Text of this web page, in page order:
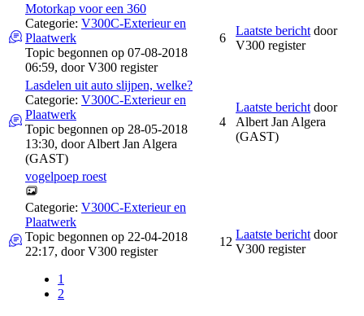
Motorkap voor een 360
Categorie: V300C-Exterieur en
Plaatwerk
Topic begonnen op 07-08-2018
06:59, doorV300 register
6
Laatste bericht door
V300 register
Lasdelen uit auto slijpen, welke?
Categorie: V300C-Exterieur en
Plaatwerk
Topic begonnen op 28-05-2018
13:30, doorAlbert Jan Algera
(GAST)
4
Laatste bericht door
Albert Jan Algera
(GAST)
vogelpoep roest
Categorie: V300C-Exterieur en
Plaatwerk
Topic begonnen op 22-04-2018
22:17, doorV300 register
1
2
12
Laatste bericht door
V300 register